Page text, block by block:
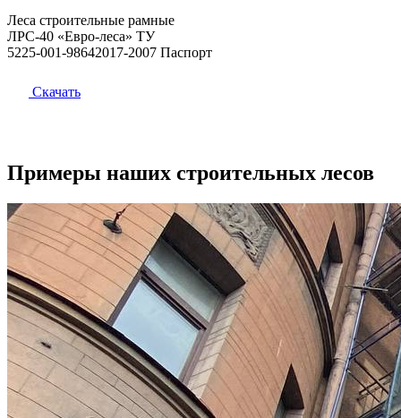
Леса строительные рамные
ЛРС-40 «Евро-леса» ТУ
5225-001-98642017-2007 Паспорт
Скачать
Примеры наших строительных лесов